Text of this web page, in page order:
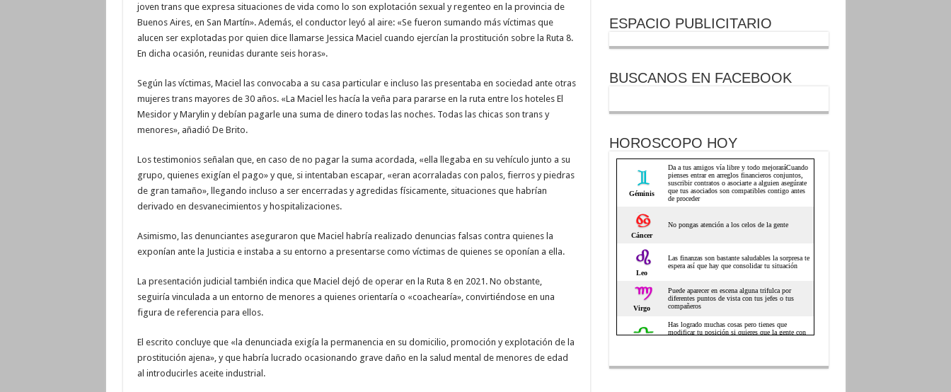
joven trans que expresa situaciones de vida como lo son explotación sexual y regenteo en la provincia de
Buenos Aires, en San Martín». Además, el conductor leyó al aire: «Se fueron sumando más víctimas que
alucen ser explotadas por quien dice llamarse Jessica Maciel cuando ejercían la prostitución sobre la Ruta 8.
En dicha ocasión, reunidas durante seis horas».
Según las víctimas, Maciel las convocaba a su casa particular e incluso las presentaba en sociedad ante otras
mujeres trans mayores de 30 años. «La Maciel les hacía la veña para pararse en la ruta entre los hoteles El
Mesidor y Marylin y debían pagarle una suma de dinero todas las noches. Todas las chicas son trans y
menores», añadió De Brito.
Los testimonios señalan que, en caso de no pagar la suma acordada, «ella llegaba en su vehículo junto a su
grupo, quienes exigían el pago» y que, si intentaban escapar, «eran acorraladas con palos, fierros y piedras
de gran tamaño», llegando incluso a ser encerradas y agredidas físicamente, situaciones que habrían
derivado en desvanecimientos y hospitalizaciones.
Asimismo, las denunciantes aseguraron que Maciel habría realizado denuncias falsas contra quienes la
exponían ante la Justicia e instaba a su entorno a presentarse como víctimas de quienes se oponían a ella.
La presentación judicial también indica que Maciel dejó de operar en la Ruta 8 en 2021. No obstante,
seguiría vinculada a un entorno de menores a quienes orientaría o «coachearía», convirtiéndose en una
figura de referencia para ellos.
El escrito concluye que «la denunciada exigía la permanencia en su domicilio, promoción y explotación de la
prostitución ajena», y que habría lucrado ocasionando grave daño en la salud mental de menores de edad
al introducirles aceite industrial.
ESPACIO PUBLICITARIO
BUSCANOS EN FACEBOOK
HOROSCOPO HOY